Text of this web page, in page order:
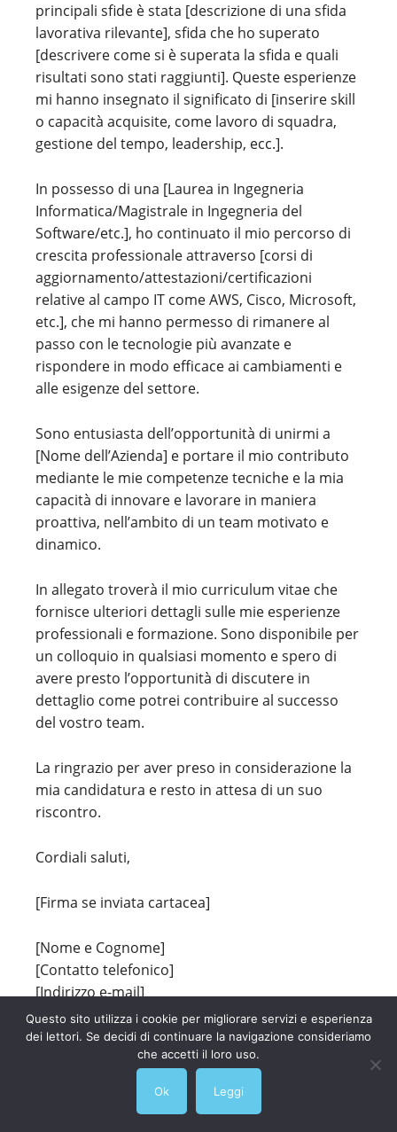
principali sfide è stata [descrizione di una sfida
lavorativa rilevante], sfida che ho superato
[descrivere come si è superata la sfida e quali
risultati sono stati raggiunti]. Queste esperienze
mi hanno insegnato il significato di [inserire skill
o capacità acquisite, come lavoro di squadra,
gestione del tempo, leadership, ecc.].
In possesso di una [Laurea in Ingegneria
Informatica/Magistrale in Ingegneria del
Software/etc.], ho continuato il mio percorso di
crescita professionale attraverso [corsi di
aggiornamento/attestazioni/certificazioni
relative al campo IT come AWS, Cisco, Microsoft,
etc.], che mi hanno permesso di rimanere al
passo con le tecnologie più avanzate e
rispondere in modo efficace ai cambiamenti e
alle esigenze del settore.
Sono entusiasta dell’opportunità di unirmi a
[Nome dell’Azienda] e portare il mio contributo
mediante le mie competenze tecniche e la mia
capacità di innovare e lavorare in maniera
proattiva, nell’ambito di un team motivato e
dinamico.
In allegato troverà il mio curriculum vitae che
fornisce ulteriori dettagli sulle mie esperienze
professionali e formazione. Sono disponibile per
un colloquio in qualsiasi momento e spero di
avere presto l’opportunità di discutere in
dettaglio come potrei contribuire al successo
del vostro team.
La ringrazio per aver preso in considerazione la
mia candidatura e resto in attesa di un suo
riscontro.
Cordiali saluti,
[Firma se inviata cartacea]
[Nome e Cognome]
[Contatto telefonico]
[Indirizzo e-mail]
[LinkedIn – se disponibile]
[Eventuale sito personale/professionale – se
Conclusioni
Questo sito utilizza i cookie per migliorare servizi e esperienza
dei lettori. Se decidi di continuare la navigazione consideriamo
che accetti il loro uso.
Ok Leggi